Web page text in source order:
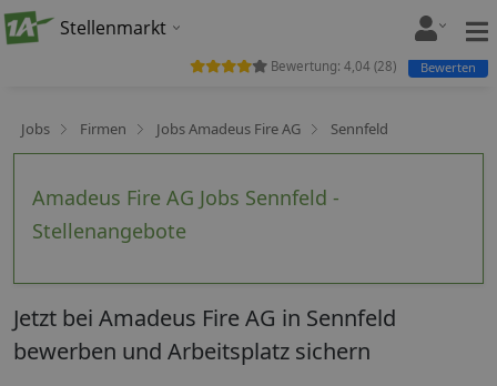
Stellenmarkt
Jobs Firmen Jobs Amadeus Fire AG Sennfeld
Amadeus Fire AG Jobs Sennfeld -
Stellenangebote
Bewertung: 4,04 (28) Bewerten
Jetzt bei Amadeus Fire AG in Sennfeld
bewerben und Arbeitsplatz sichern